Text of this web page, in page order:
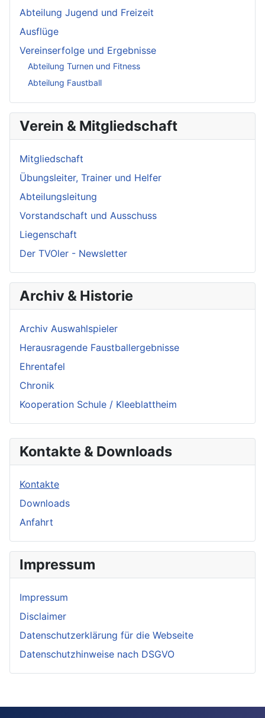
Abteilung Jugend und Freizeit
Ausflüge
Vereinserfolge und Ergebnisse
Abteilung Turnen und Fitness
Abteilung Faustball
Verein & Mitgliedschaft
Mitgliedschaft
Übungsleiter, Trainer und Helfer
Abteilungsleitung
Vorstandschaft und Ausschuss
Liegenschaft
Der TVOler - Newsletter
Archiv & Historie
Archiv Auswahlspieler
Herausragende Faustballergebnisse
Ehrentafel
Chronik
Kooperation Schule / Kleeblattheim
Kontakte & Downloads
Kontakte
Downloads
Anfahrt
Impressum
Impressum
Disclaimer
Datenschutzerklärung für die Webseite
Datenschutzhinweise nach DSGVO